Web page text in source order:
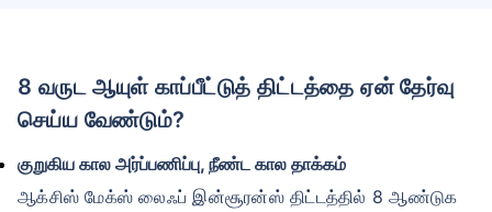
8 வருட ஆயுள் காப்பீட்டுத் திட்டத்தை ஏன் தேர்வு
செய்ய வேண்டும்?
குறுகிய கால அர்ப்பணிப்பு, நீண்ட கால தாக்கம்
ஆக்சிஸ் மேக்ஸ் லைஃப் இன்சூரன்ஸ் திட்டத்தில் 8 ஆண்டுக